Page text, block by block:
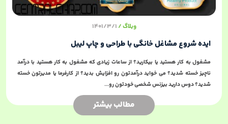
وبلاگ 1401/3/1
ایده شروع مشاغل خانگی با طراحی و چاپ لیبل
مشغول به کار هستید یا بیکارید؟ از ساعات زیادی که مشغول به کار هستید با درآمد
ناچیز خسته شدید؟ می خواید درآمدتون رو افزایش بدید؟ از کارفرما یا مدیرتون خسته
شدید؟ دوس دارید بیزنس شخصی خودتون رو...
مطالب بیشتر